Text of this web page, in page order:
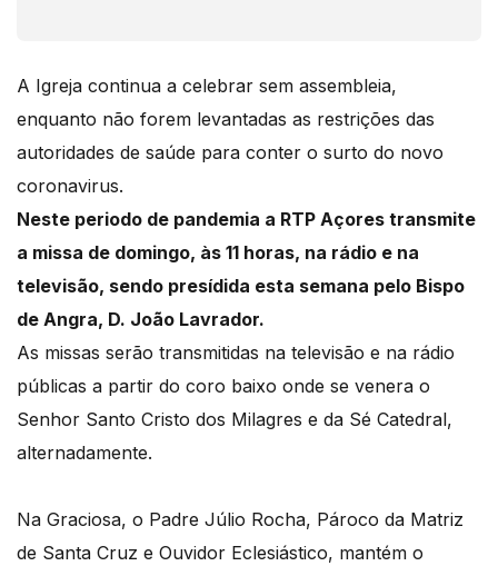
A Igreja continua a celebrar sem assembleia,
enquanto não forem levantadas as restrições das
autoridades de saúde para conter o surto do novo
coronavirus.
Neste periodo de pandemia a RTP Açores transmite
a missa de domingo, às 11 horas, na rádio e na
televisão, sendo presídida esta semana pelo Bispo
de Angra, D. João Lavrador.
As missas serão transmitidas na televisão e na rádio
públicas a partir do coro baixo onde se venera o
Senhor Santo Cristo dos Milagres e da Sé Catedral,
alternadamente.
Na Graciosa, o Padre Júlio Rocha, Pároco da Matriz
de Santa Cruz e Ouvidor Eclesiástico, mantém o